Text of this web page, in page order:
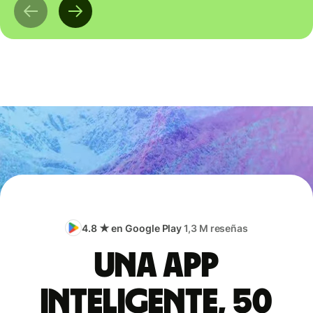
4.8 ★ en Google Play1,3 M reseñas
Una app
inteligente, 50